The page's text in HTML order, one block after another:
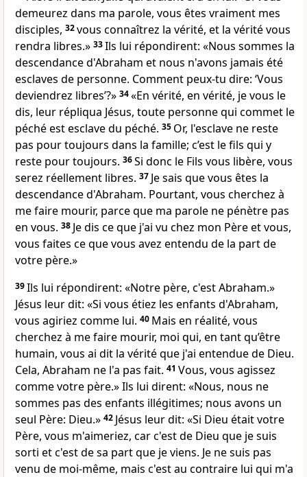
demeurez dans ma parole, vous êtes vraiment mes
disciples, 32vous connaîtrez la vérité, et la vérité vous
rendra libres.» 33Ils lui répondirent: «Nous sommes la
descendance d'Abraham et nous n'avons jamais été
esclaves de personne. Comment peux-tu dire: ‘Vous
deviendrez libres’?» 34«En vérité, en vérité, je vous le
dis, leur répliqua Jésus, toute personne qui commet le
péché est esclave du péché. 35 Or, l'esclave ne reste
pas pour toujours dans la famille; c’est le fils qui y
reste pour toujours. 36Si donc le Fils vous libère, vous
serez réellement libres. 37 Je sais que vous êtes la
descendance d'Abraham. Pourtant, vous cherchez à
me faire mourir, parce que ma parole ne pénètre pas
en vous. 38 Je dis ce que j'ai vu chez mon Père et vous,
vous faites ce que vous avez entendu de la part de
votre père.»
39Ils lui répondirent: «Notre père, c'est Abraham.»
Jésus leur dit: «Si vous étiez les enfants d'Abraham,
vous agiriez comme lui. 40 Mais en réalité, vous
cherchez à me faire mourir, moi qui, en tant qu’être
humain, vous ai dit la vérité que j'ai entendue de Dieu.
Cela, Abraham ne l'a pas fait. 41 Vous, vous agissez
comme votre père.» Ils lui dirent: «Nous, nous ne
sommes pas des enfants illégitimes; nous avons un
seul Père: Dieu.» 42 Jésus leur dit: «Si Dieu était votre
Père, vous m'aimeriez, car c'est de Dieu que je suis
sorti et c'est de sa part que je viens. Je ne suis pas
venu de moi-même, mais c'est au contraire lui qui m'a